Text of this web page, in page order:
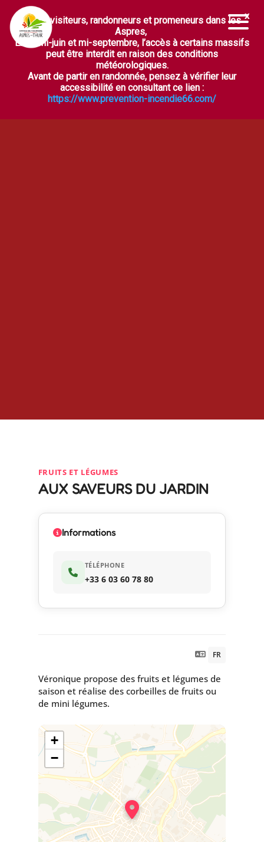
Ouvrir la barre d’outils
FRUITS ET LÉGUMES
AUX SAVEURS DU JARDIN
FR
Véronique propose des fruits et légumes de
saison et réalise des corbeilles de fruits ou
de mini légumes.
+
−
Informations
TÉLÉPHONE
+33 6 03 60 78 80
Chers visiteurs, randonneurs et promeneurs dans les
Aspres,
Entre mi-juin et mi-septembre, l’accès à certains massifs
peut être interdit en raison des conditions
météorologiques.
Avant de partir en randonnée, pensez à vérifier leur
accessibilité en consultant ce lien :
https://www.prevention-incendie66.com/